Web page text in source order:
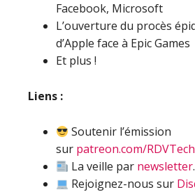
Facebook, Microsoft
L’ouverture du procès
d’Apple face à Epic Games
Et plus !
Liens :
Soutenir l’émission
sur patreon.com/RDVTech
La veille par newsletter.
Rejoignez-nous sur